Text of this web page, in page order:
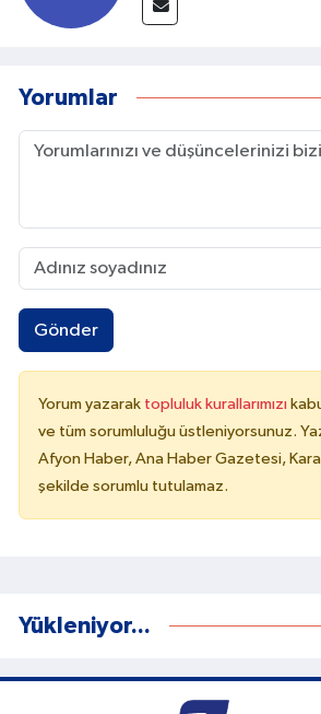
Yorumlar
Gönder
Yorum yazarak topluluk kurallarımızı
ve tüm sorumluluğu üstleniyorsunuz.
Afyon Haber, Ana Haber Gazetesi,
şekilde sorumlu tutulamaz.
Yükleniyor...